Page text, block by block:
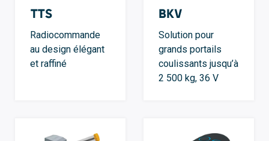
TTS
Radiocommande
au design élégant
et raffiné
BKV
Solution pour
grands portails
coulissants jusqu’à
2 500 kg, 36 V